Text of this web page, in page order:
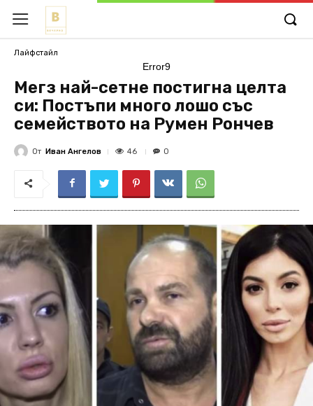
Лайфстайл
Error9
Мегз най-сетне постигна целта
си: Постъпи много лошо със
семейството на Румен Рончев
От Иван Ангелов 46 0